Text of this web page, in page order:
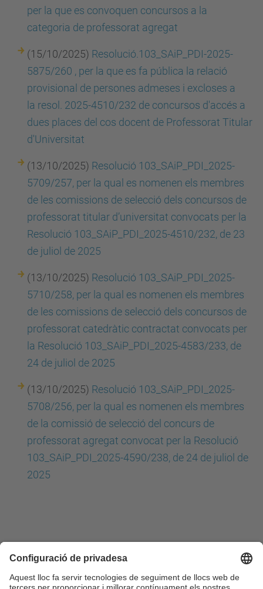
per la que es convoquen concursos a la
categoria de professorat agregat
(15/10/2025) Resolució.103_SAiP_PDI-2025-
5875/260 , per la que es fa pública la relació
provisional de persones admeses i excloses a
la resol. 2025-4510/232 de concursos d'accés a
dues places del cos docent de Professorat Titular
d'Universitat
(13/10/2025) Resolució 103_SAiP_PDI_2025-
5709/257, per la qual es nomenen els membres
de les comissions de selecció dels concursos de
professorat titular d’universitat convocats per la
Resolució 103_SAiP_PDI_2025-4510/232, de 23
de juliol de 2025
(13/10/2025) Resolució 103_SAiP_PDI_2025-
5710/258, per la qual es nomenen els membres
de les comissions de selecció dels concursos de
professorat catedràtic contractat convocats per
la Resolució 103_SAiP_PDI_2025-4583/233, de
24 de juliol de 2025
(13/10/2025) Resolució 103_SAiP_PDI_2025-
5708/256, per la qual es nomenen els membres
de la comissió de selecció del concurs de
professorat agregat convocat per la Resolució
103_SAiP_PDI_2025-4590/238, de 24 de juliol de
2025